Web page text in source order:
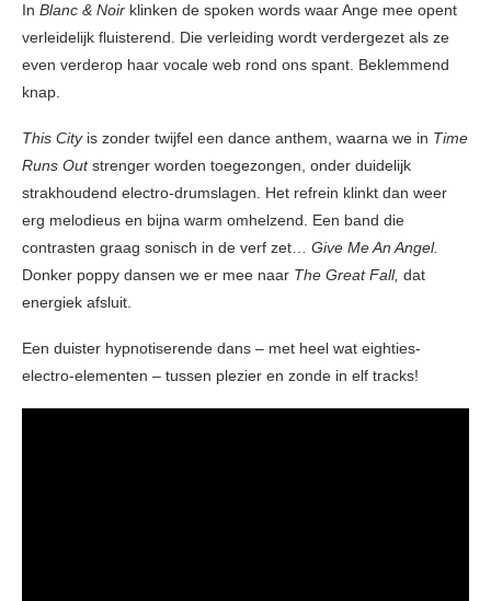
In Blanc & Noir klinken de spoken words waar Ange mee opent
verleidelijk fluisterend. Die verleiding wordt verdergezet als ze
even verderop haar vocale web rond ons spant. Beklemmend
knap.
This Cityis zonder twijfel een dance anthem, waarna we in Time
Runs Outstrenger worden toegezongen, onder duidelijk
strakhoudend electro-drumslagen. Het refrein klinkt dan weer
erg melodieus en bijna warm omhelzend. Een band die
contrasten graag sonisch in de verf zet… Give Me An Angel.
Donker poppy dansen we er mee naar The Great Fall, dat
energiek afsluit.
Een duister hypnotiserende dans – met heel wat eighties-
electro-elementen – tussen plezier en zonde in elf tracks!